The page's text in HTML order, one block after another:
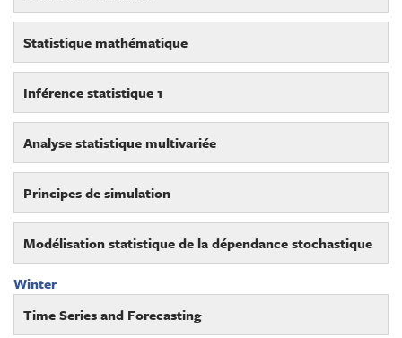
Statistique mathématique
Inférence statistique 1
Analyse statistique multivariée
Principes de simulation
Modélisation statistique de la dépendance stochastique
Winter
Time Series and Forecasting